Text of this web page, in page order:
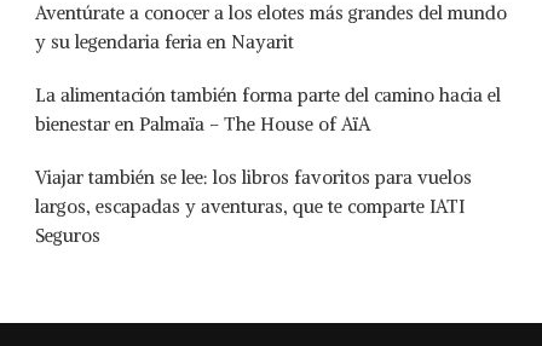
Aventúrate a conocer a los elotes más grandes del mundo
y su legendaria feria en Nayarit
La alimentación también forma parte del camino hacia el
bienestar en Palmaïa – The House of AïA
Viajar también se lee: los libros favoritos para vuelos
largos, escapadas y aventuras, que te comparte IATI
Seguros